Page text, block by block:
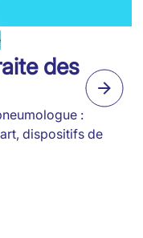
des
:
dispositifs de